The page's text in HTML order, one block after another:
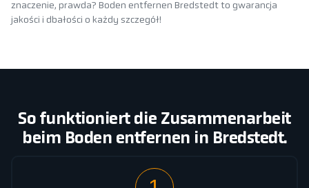
znaczenie, prawda? Boden entfernen Bredstedt to gwarancja
jakości i dbałości o każdy szczegół!
So funktioniert die Zusammenarbeit
beim Boden entfernen in Bredstedt.